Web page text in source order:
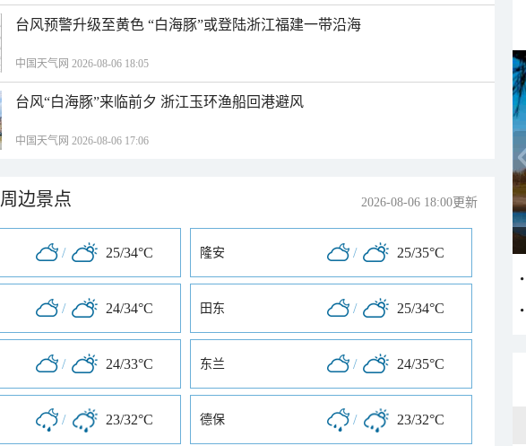
台风预警升级至黄色 “白海豚”或登陆浙江福建一带沿海
中国天气网 2026-08-06 18:05
台风“白海豚”来临前夕 浙江玉环渔船回港避风
中国天气网 2026-08-06 17:06
周边景点 2026-08-06 18:00更新
/ 25/34°C 隆安 / 25/35°C
/ 24/34°C 田东 / 25/34°C
/ 24/33°C 东兰 / 24/35°C
/ 23/32°C 德保 / 23/32°C